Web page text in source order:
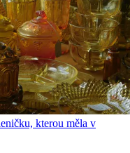
kterou měla v